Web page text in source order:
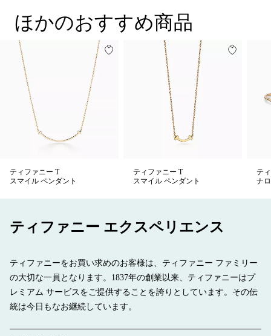
ほかのおすすめ商品
ティファニー T
スマイル ペンダント
ティファニー T
スマイル ペンダント
テ
ナ
ティファニー エクスペリエンス
ティファニーをお買い求めのお客様は、ティファニー ファミリー
の大切な一員となります。1837年の創業以来、ティファニーはプ
レミアム サービスをご提供することを誇りとしています。その伝
統は今日もなお継続しています。